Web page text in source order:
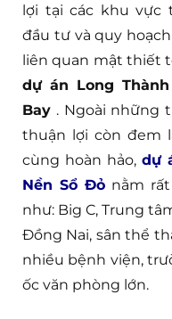
lợi tại các khu vực
đầu tư và quy
liên quan mật thiết
dự án Long
Bay . Ngoài những
thuận lợi còn đem
cùng hoàn hảo, dự
Nền Sổ Đỏ nằm
như: Big C, Trung
Đồng Nai, sân thể
nhiều bệnh viện,
ốc văn phòng lớn.